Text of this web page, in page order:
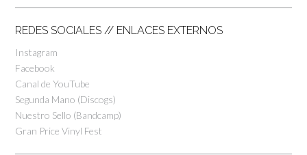
REDES SOCIALES // ENLACES EXTERNOS
Instagram
Facebook
Canal de YouTube
Segunda Mano (Discogs)
Nuestro Sello (Bandcamp)
Gran Price Vinyl Fest